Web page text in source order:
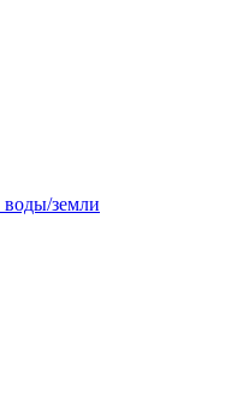
земли